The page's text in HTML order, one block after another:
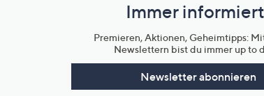
Unternehmensinformationen
Immer
Premieren, Aktionen, Geheimtipps:
Newslettern bist du immer up to
Newsletter abonnieren